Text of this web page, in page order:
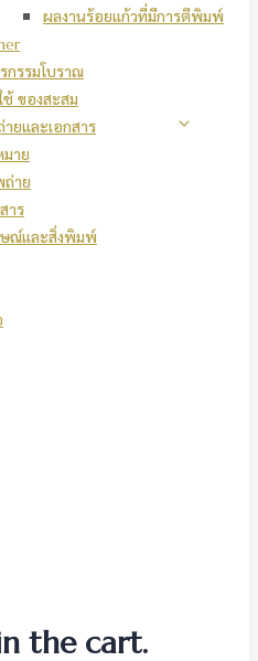
ผลงานร้อยแก้วที่มีการตีพิมพ์
กรรมโบราณ
ช้ ของสะสม
ยและเอกสาร
าย
าย
าร
ณ์และสิ่งพิมพ์
the cart.